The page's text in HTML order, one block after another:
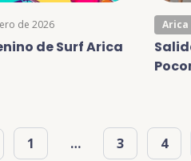
de 2026
de Surf Arica
Arica
1 … 3 4